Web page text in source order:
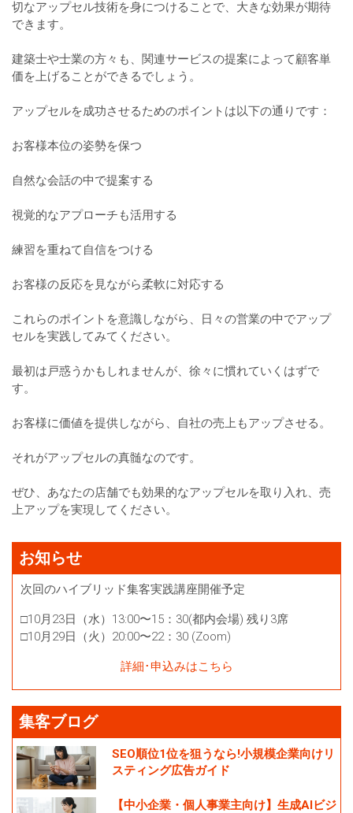
切なアップセル技術を身につけることで、大きな効果が期待
できます。
建築士や士業の方々も、関連サービスの提案によって顧客単
価を上げることができるでしょう。
アップセルを成功させるためのポイントは以下の通りです：
お客様本位の姿勢を保つ
自然な会話の中で提案する
視覚的なアプローチも活用する
練習を重ねて自信をつける
お客様の反応を見ながら柔軟に対応する
これらのポイントを意識しながら、日々の営業の中でアップ
セルを実践してみてください。
最初は戸惑うかもしれませんが、徐々に慣れていくはずで
す。
お客様に価値を提供しながら、自社の売上もアップさせる。
それがアップセルの真髄なのです。
ぜひ、あなたの店舗でも効果的なアップセルを取り入れ、売
上アップを実現してください。
お知らせ
次回のハイブリッド集客実践講座開催予定
□10月23日（水）13:00〜15：30(都内会場) 残り3席
□10月29日（火）20:00〜22：30 (Zoom)
詳細･申込みはこちら
集客ブログ
SEO順位1位を狙うなら!小規模企業向けリ
スティング広告ガイド
【中小企業・個人事業主向け】生成AIビジ